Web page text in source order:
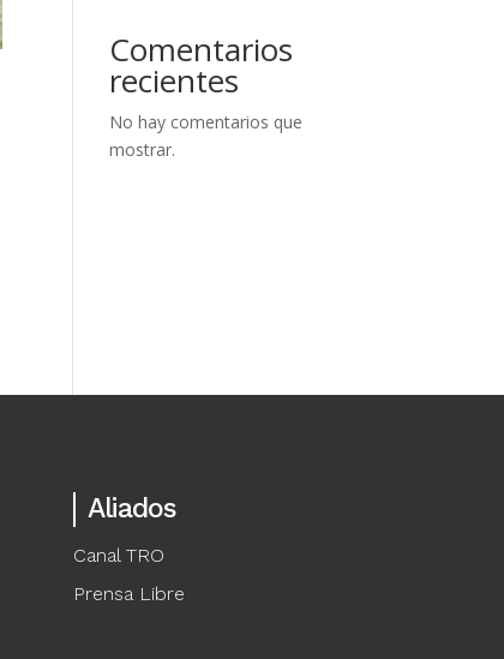
Comentarios
recientes
No hay comentarios que
mostrar.
Aliados
Canal TRO
Prensa Libre